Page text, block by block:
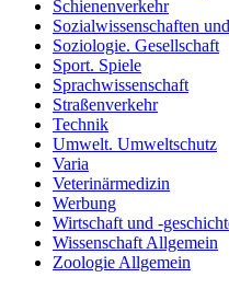
Schienenverkehr
Sozialwissenschaften
Soziologie. Gesellschaft
Sport. Spiele
Sprachwissenschaft
Straßenverkehr
Technik
Umwelt. Umweltschutz
Varia
Veterinärmedizin
Werbung
Wirtschaft und -
Wissenschaft Allgemein
Zoologie Allgemein